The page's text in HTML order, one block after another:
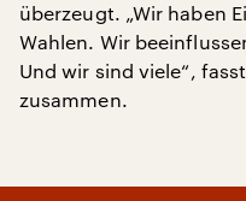
überzeugt. „Wir haben
Wahlen. Wir
Und wir sind viele“,
zusammen.